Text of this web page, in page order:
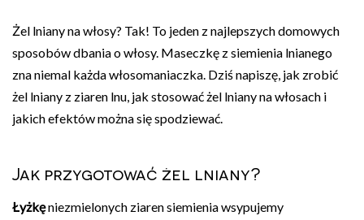
Żel lniany na włosy? Tak! To jeden z najlepszych domowych
sposobów dbania o włosy. Maseczkę z siemienia lnianego
zna niemal każda włosomaniaczka. Dziś napiszę, jak zrobić
żel lniany z ziaren lnu, jak stosować żel lniany na włosach i
jakich efektów można się spodziewać.
Jak przygotować żel lniany?
Łyżkęniezmielonych ziaren siemienia wsypujemy